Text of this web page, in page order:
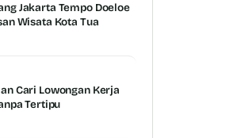
Jakarta Tempo Doeloe
Wisata Kota Tua
Cari Lowongan Kerja
Tertipu